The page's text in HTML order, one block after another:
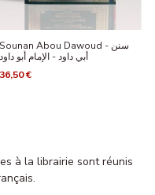
Sounan Abou Dawoud - سنن
أبي داود - الإمام أبو داود
36,50 €
à la librairie sont réunis